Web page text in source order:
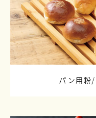
パン用粉/